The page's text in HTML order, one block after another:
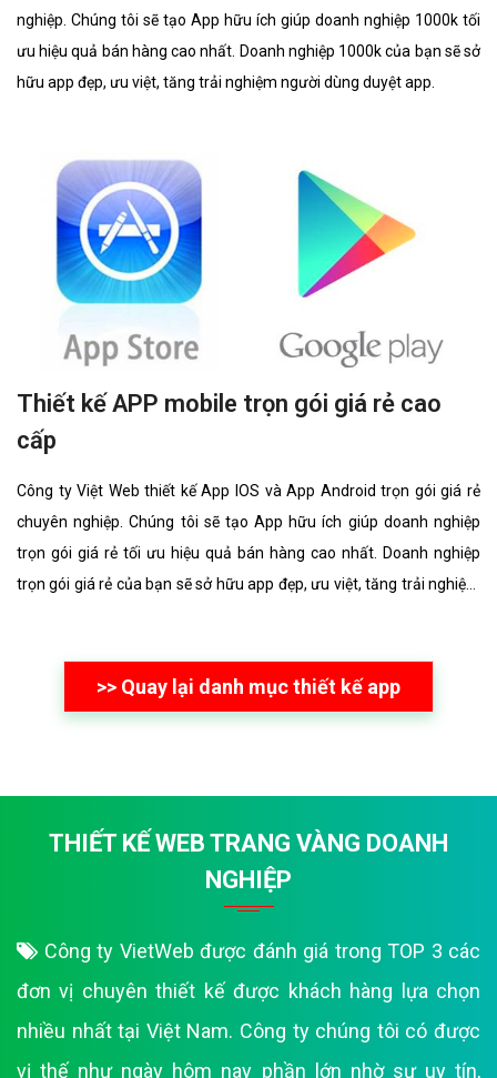
nghiệp. Chúng tôi sẽ tạo App hữu ích giúp doanh nghiệp 1000k tối
ưu hiệu quả bán hàng cao nhất. Doanh nghiệp 1000k của bạn sẽ sở
hữu app đẹp, ưu việt, tăng trải nghiệm người dùng duyệt app.
Thiết kế APP mobile trọn gói giá rẻ cao
cấp
Công ty Việt Web thiết kế App IOS và App Android trọn gói giá rẻ
chuyên nghiệp. Chúng tôi sẽ tạo App hữu ích giúp doanh nghiệp
trọn gói giá rẻ tối ưu hiệu quả bán hàng cao nhất. Doanh nghiệp
trọn gói giá rẻ của bạn sẽ sở hữu app đẹp, ưu việt, tăng trải nghiệm
>> Quay lại danh mục thiết kế app
THIẾT KẾ WEB TRANG VÀNG DOANH
NGHIỆP
Công ty VietWeb được đánh giá trong TOP 3 các
đơn vị chuyên thiết kế được khách hàng lựa chọn
nhiều nhất tại Việt Nam. Công ty chúng tôi có được
vị thế như ngày hôm nay phần lớn nhờ sự uy tín,